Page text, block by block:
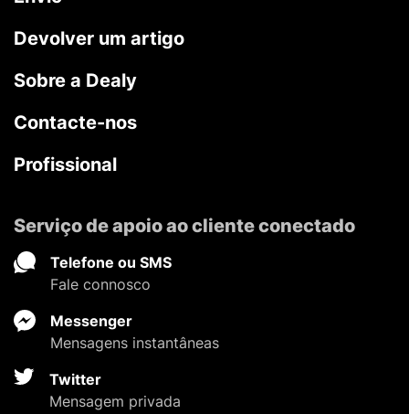
Devolver um artigo
Sobre a Dealy
Contacte-nos
Profissional
Serviço de apoio ao cliente conectado
Telefone ou SMS
Fale connosco
Messenger
Mensagens instantâneas
Twitter
Mensagem privada